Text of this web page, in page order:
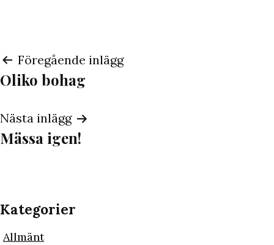
Inläggsnavigering
Föregående inlägg
Oliko bohag
Nästa inlägg
Mässa igen!
Kategorier
Allmänt